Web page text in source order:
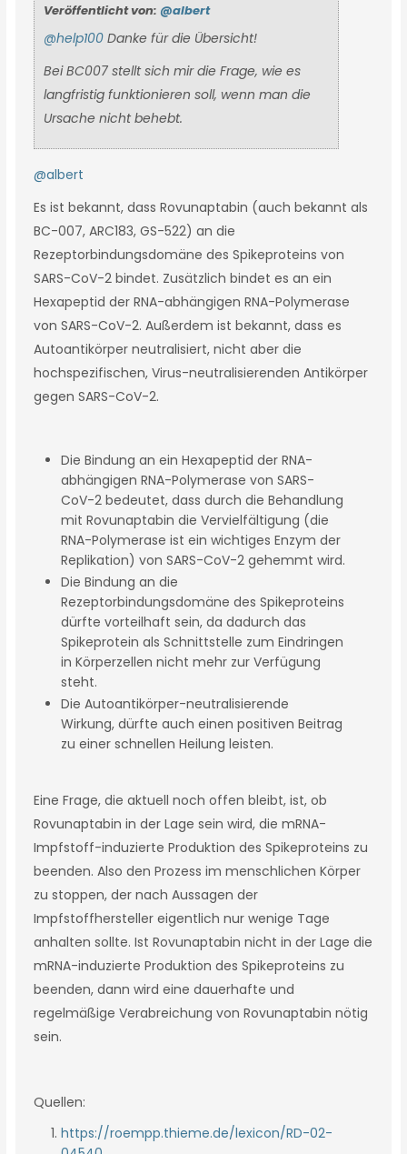
Veröffentlicht von: @albert
@help100 Danke für die Übersicht!
Bei BC007 stellt sich mir die Frage, wie es
langfristig funktionieren soll, wenn man die
Ursache nicht behebt.
@albert
Es ist bekannt, dass Rovunaptabin (auch bekannt als
BC-007, ARC183, GS-522) an die
Rezeptorbindungsdomäne des Spikeproteins von
SARS-CoV-2 bindet. Zusätzlich bindet es an ein
Hexapeptid der RNA-abhängigen RNA-Polymerase
von SARS-CoV-2. Außerdem ist bekannt, dass es
Autoantikörper neutralisiert, nicht aber die
hochspezifischen, Virus-neutralisierenden Antikörper
gegen SARS-CoV-2.
Die Bindung an ein Hexapeptid der RNA-
abhängigen RNA-Polymerase von SARS-
CoV-2 bedeutet, dass durch die Behandlung
mit Rovunaptabin die Vervielfältigung (die
RNA-Polymerase ist ein wichtiges Enzym der
Replikation) von SARS-CoV-2 gehemmt wird.
Die Bindung an die
Rezeptorbindungsdomäne des Spikeproteins
dürfte vorteilhaft sein, da dadurch das
Spikeprotein als Schnittstelle zum Eindringen
in Körperzellen nicht mehr zur Verfügung
steht.
Die Autoantikörper-neutralisierende
Wirkung, dürfte auch einen positiven Beitrag
zu einer schnellen Heilung leisten.
Eine Frage, die aktuell noch offen bleibt, ist, ob
Rovunaptabin in der Lage sein wird, die mRNA-
Impfstoff-induzierte Produktion des Spikeproteins zu
beenden. Also den Prozess im menschlichen Körper
zu stoppen, der nach Aussagen der
Impfstoffhersteller eigentlich nur wenige Tage
anhalten sollte. Ist Rovunaptabin nicht in der Lage die
mRNA-induzierte Produktion des Spikeproteins zu
beenden, dann wird eine dauerhafte und
regelmäßige Verabreichung von Rovunaptabin nötig
sein.
Quellen:
https://roempp.thieme.de/lexicon/RD-02-